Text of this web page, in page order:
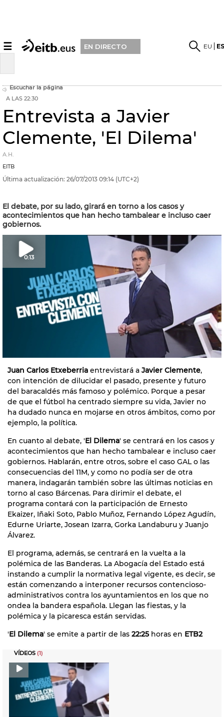
☰ EN DIRECTO EU
Escuchar la página
A LAS 22:30
Entrevista a Javier
Clemente, 'El Dilema'
A.H.
EITB
Última actualización: 26/07/2013 09:14 (UTC+2)
El debate, por su lado, girará en torno a los casos y
acontecimientos que han hecho tambalear e incluso caer
gobiernos.
0:13
Juan Carlos Etxeberria entrevistará a Javier Clemente,
con intención de dilucidar el pasado, presente y futuro
del baracaldés más famoso y polémico. Porque a pesar
de que el fútbol ha centrado siempre su vida, Javier no
ha dudado nunca en mojarse en otros ámbitos, como por
ejemplo, la política.
En cuanto al debate, 'El Dilema' se centrará en los casos y
acontecimientos que han hecho tambalear e incluso caer
gobiernos. Hablarán, entre otros, sobre el caso GAL o las
consecuencias del 11M, y como no podía ser de otra
manera, indagarán también sobre las últimas noticias en
torno al caso Bárcenas. Para dirimir el debate, el
programa contará con la participación de Ernesto
Ekaizer, Iñaki Soto, Pablo Muñoz, Fernando López Agudín,
Edurne Uriarte, Josean Izarra, Gorka Landaburu y Juanjo
Álvarez.
El programa, además, se centrará en la vuelta a la
polémica de las Banderas. La Abogacía del Estado está
instando a cumplir la normativa legal vigente, es decir, se
están comenzando a interponer recursos contencioso-
administrativos contra los ayuntamientos en los que no
ondea la bandera española. Llegan las fiestas, y la
polémica y la picaresca están servidas.
'El Dilema' se emite a partir de las 22:25horas en ETB2
VÍDEOS (1)